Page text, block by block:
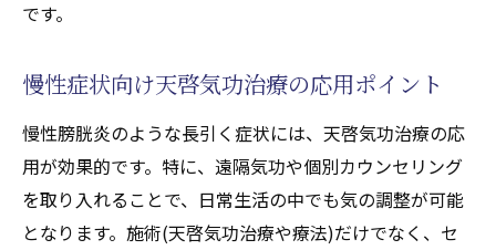
です。
慢性症状向け天啓気功治療の応用ポイント
慢性膀胱炎のような長引く症状には、天啓気功治療の応
用が効果的です。特に、遠隔気功や個別カウンセリング
を取り入れることで、日常生活の中でも気の調整が可能
となります。施術(天啓気功治療や療法)だけでなく、セ